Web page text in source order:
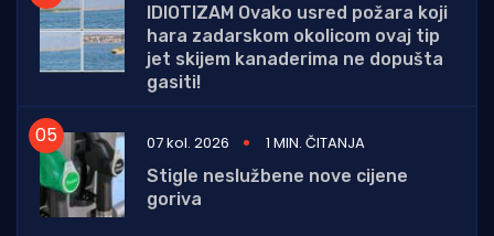
IDIOTIZAM Ovako usred požara koji
hara zadarskom okolicom ovaj tip
jet skijem kanaderima ne dopušta
gasiti!
07 kol. 2026
1 MIN. ČITANJA
Stigle neslužbene nove cijene
goriva